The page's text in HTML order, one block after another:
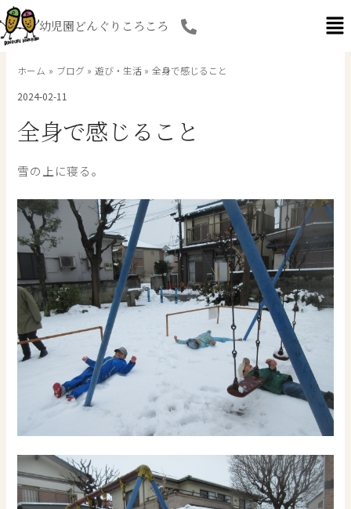
内
容
を
幼児園どんぐりころころ
ホーム ブログ 遊び・生活
全身で感じること
2024-02-11
全身で感じること
雪の上に寝る。